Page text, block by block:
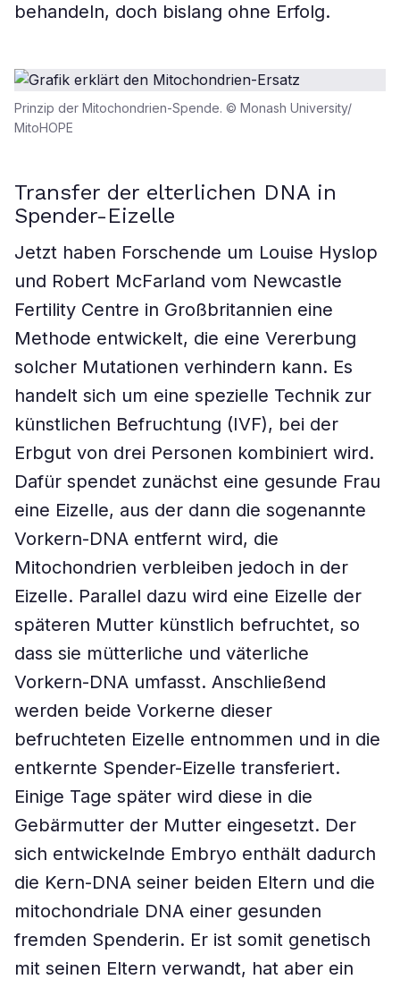
behandeln, doch bislang ohne Erfolg.
Prinzip der Mitochondrien-Spende. © Monash University/
MitoHOPE
Transfer der elterlichen DNA in
Spender-Eizelle
Jetzt haben Forschende um Louise Hyslop
und Robert McFarland vom Newcastle
Fertility Centre in Großbritannien eine
Methode entwickelt, die eine Vererbung
solcher Mutationen verhindern kann. Es
handelt sich um eine spezielle Technik zur
künstlichen Befruchtung (IVF), bei der
Erbgut von drei Personen kombiniert wird.
Dafür spendet zunächst eine gesunde Frau
eine Eizelle, aus der dann die sogenannte
Vorkern-DNA entfernt wird, die
Mitochondrien verbleiben jedoch in der
Eizelle. Parallel dazu wird eine Eizelle der
späteren Mutter künstlich befruchtet, so
dass sie mütterliche und väterliche
Vorkern-DNA umfasst. Anschließend
werden beide Vorkerne dieser
befruchteten Eizelle entnommen und in die
entkernte Spender-Eizelle transferiert.
Einige Tage später wird diese in die
Gebärmutter der Mutter eingesetzt. Der
sich entwickelnde Embryo enthält dadurch
die Kern-DNA seiner beiden Eltern und die
mitochondriale DNA einer gesunden
fremden Spenderin. Er ist somit genetisch
mit seinen Eltern verwandt, hat aber ein